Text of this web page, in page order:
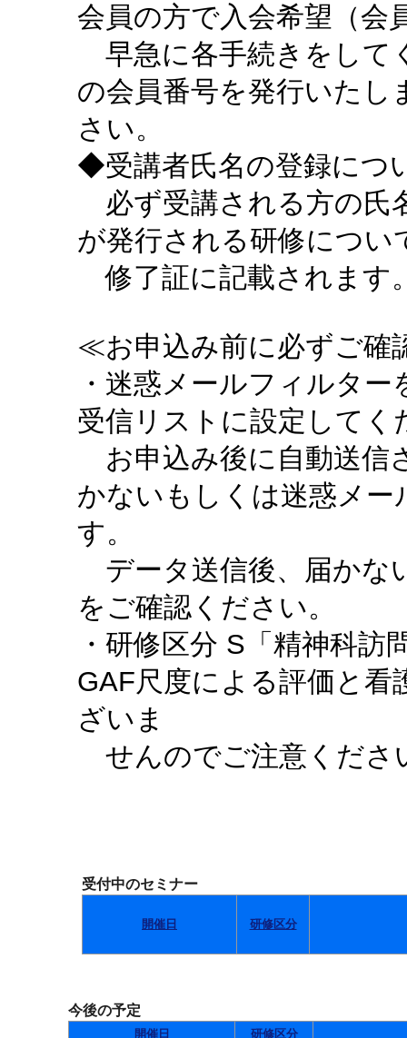
会員の方で入会希望（会
早急に各手続きをして
の会員番号を発行いたし
さい。
◆受講者氏名の登録につ
必ず受講される方の氏
が発行される研修につい
修了証に記載されます
≪お申込み前に必ずご確
・迷惑メールフィルタ
受信リストに設定してく
お申込み後に自動送信
かないもしくは迷惑メ
す。
データ送信後、届かな
をご確認ください。
・研修区分 S「精神科
GAF尺度による評価と看
ざいま
せんのでご注意くださ
受付中のセミナー
開催日 研修区分
今後の予定
開催日 研修区分